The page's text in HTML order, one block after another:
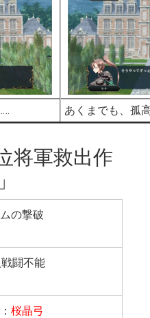
あくまでも、孤
将軍救出作
の撃破
闘不能
桜晶弓